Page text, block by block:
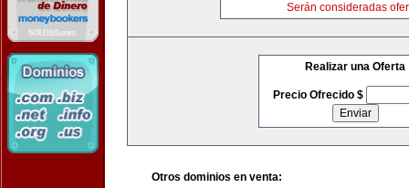
Serán consideradas
Realizar una Oferta
Precio Ofrecido $
Otros dominios en venta: